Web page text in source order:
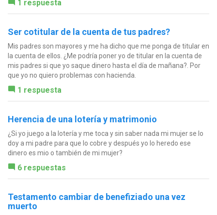
1 respuesta
Ser cotitular de la cuenta de tus padres?
Mis padres son mayores y me ha dicho que me ponga de titular en
la cuenta de ellos. ¿Me podría poner yo de titular en la cuenta de
mis padres si que yo saque dinero hasta el día de mañana?. Por
que yo no quiero problemas con hacienda.
1 respuesta
Herencia de una lotería y matrimonio
¿Si yo juego a la lotería y me toca y sin saber nada mi mujer se lo
doy a mi padre para que lo cobre y después yo lo heredo ese
dinero es mio o también de mi mujer?
6 respuestas
Testamento cambiar de benefiziado una vez
muerto